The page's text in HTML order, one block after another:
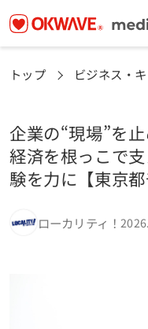
トップ ビジネス・
企業の“現場”を
経済を根っこで
験を力に【東京都
ローカリティ！